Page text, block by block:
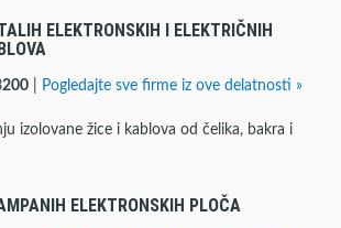
ELEKTRONSKIH I ELEKTRIČNIH
Pogledajte sve firme iz ove delatnosti »
izolovane žice i kablova od čelika, bakra i
ELEKTRONSKIH PLOČA